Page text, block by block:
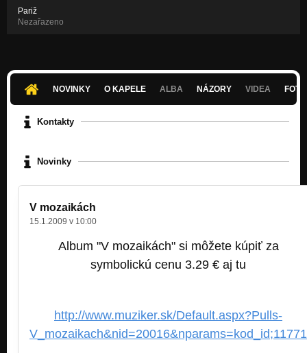
Pariž
Nezařazeno
NOVINKY O KAPELE ALBA NÁZORY VIDEA
Kontakty
Novinky
V mozaikách
15.1.2009 v 10:00
Album "V mozaikách" si môžete kúpiť za
symbolickú cenu 3.29 € aj tu
http://www.muziker.sk/Default.aspx?Pulls-
V_mozaikach&nid=20016&nparams=kod_id;11771